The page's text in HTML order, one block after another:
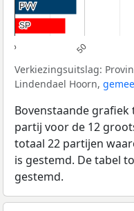
0 50
PVV
PVV
SP
SP
Verkiezingsuitslag:
Lindendael Hoorn,
Bovenstaande
partij voor de 12
totaal 22 partijen
is gestemd. De tabel
gestemd.